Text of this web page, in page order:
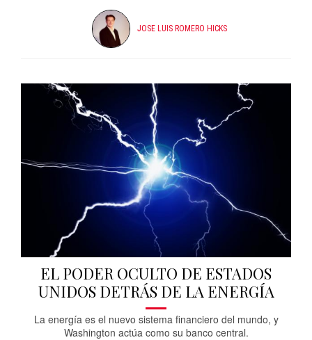
JOSE LUIS ROMERO HICKS
EL PODER OCULTO DE ESTADOS
UNIDOS DETRÁS DE LA ENERGÍA
La energía es el nuevo sistema financiero del mundo, y
Washington actúa como su banco central.